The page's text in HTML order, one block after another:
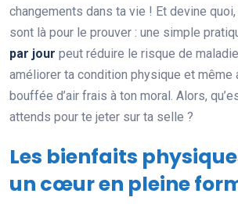
changements dans ta vie ! Et devine
sont là pour le prouver : une simple
par jour peut réduire le risque de
améliorer ta condition physique et même
bouffée d’air frais à ton moral. Alors,
attends pour te jeter sur ta selle ?
Les bienfaits
un cœur en pleine